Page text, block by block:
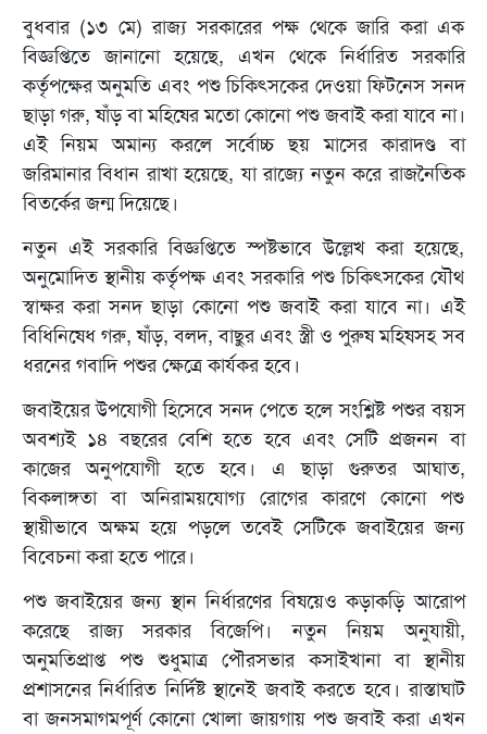
বুধবার (১৩ মে) রাজ্য সরকারের পক্ষ থেকে জারি করা এক
বিজ্ঞপ্তিতে জানানো হয়েছে, এখন থেকে নির্ধারিত সরকারি
কর্তৃপক্ষের অনুমতি এবং পশু চিকিৎসকের দেওয়া ফিটনেস সনদ
ছাড়া গরু, ষাঁড় বা মহিষের মতো কোনো পশু জবাই করা যাবে না।
এই নিয়ম অমান্য করলে সর্বোচ্চ ছয় মাসের কারাদণ্ড বা
জরিমানার বিধান রাখা হয়েছে, যা রাজ্যে নতুন করে রাজনৈতিক
বিতর্কের জন্ম দিয়েছে।
নতুন এই সরকারি বিজ্ঞপ্তিতে স্পষ্টভাবে উল্লেখ করা হয়েছে,
অনুমোদিত স্থানীয় কর্তৃপক্ষ এবং সরকারি পশু চিকিৎসকের যৌথ
স্বাক্ষর করা সনদ ছাড়া কোনো পশু জবাই করা যাবে না। এই
বিধিনিষেধ গরু, ষাঁড়, বলদ, বাছুর এবং স্ত্রী ও পুরুষ মহিষসহ সব
ধরনের গবাদি পশুর ক্ষেত্রে কার্যকর হবে।
জবাইয়ের উপযোগী হিসেবে সনদ পেতে হলে সংশ্লিষ্ট পশুর বয়স
অবশ্যই ১৪ বছরের বেশি হতে হবে এবং সেটি প্রজনন বা
কাজের অনুপযোগী হতে হবে। এ ছাড়া গুরুতর আঘাত,
বিকলাঙ্গতা বা অনিরাময়যোগ্য রোগের কারণে কোনো পশু
স্থায়ীভাবে অক্ষম হয়ে পড়লে তবেই সেটিকে জবাইয়ের জন্য
বিবেচনা করা হতে পারে।
পশু জবাইয়ের জন্য স্থান নির্ধারণের বিষয়েও কড়াকড়ি আরোপ
করেছে রাজ্য সরকার বিজেপি। নতুন নিয়ম অনুযায়ী,
অনুমতিপ্রাপ্ত পশু শুধুমাত্র পৌরসভার কসাইখানা বা স্থানীয়
প্রশাসনের নির্ধারিত নির্দিষ্ট স্থানেই জবাই করতে হবে। রাস্তাঘাট
বা জনসমাগমপূর্ণ কোনো খোলা জায়গায় পশু জবাই করা এখন